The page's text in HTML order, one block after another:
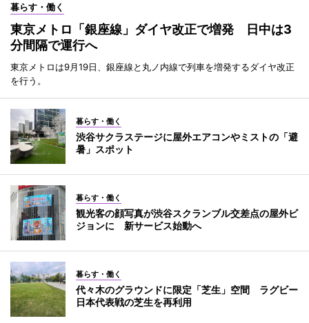
暮らす・働く
東京メトロ「銀座線」ダイヤ改正で増発 日中は3
分間隔で運行へ
東京メトロは9月19日、銀座線と丸ノ内線で列車を増発するダイヤ改正
を行う。
暮らす・働く
渋谷サクラステージに屋外エアコンやミストの「避
暑」スポット
暮らす・働く
観光客の顔写真が渋谷スクランブル交差点の屋外ビ
ジョンに 新サービス始動へ
暮らす・働く
代々木のグラウンドに限定「芝生」空間 ラグビー
日本代表戦の芝生を再利用